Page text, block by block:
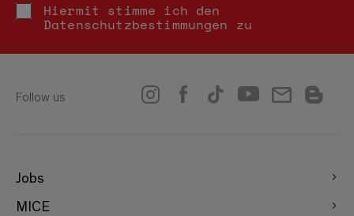
Hiermit stimme ich den
Datenschutzbestimmungen zu
Follow us
Jobs
MICE